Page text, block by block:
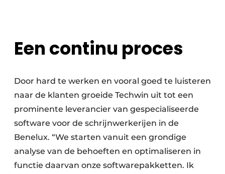
Een continu proces
Door hard te werken en vooral goed te luisteren
naar de klanten groeide Techwin uit tot een
prominente leverancier van gespecialiseerde
software voor de schrijnwerkerijen in de
Benelux. “We starten vanuit een grondige
analyse van de behoeften en optimaliseren in
functie daarvan onze softwarepakketten. Ik